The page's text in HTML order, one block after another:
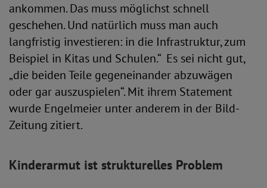
ankommen. Das muss möglichst schnell
geschehen. Und natürlich muss man auch
langfristig investieren: in die Infrastruktur, zum
Beispiel in Kitas und Schulen.“ Es sei nicht gut,
„die beiden Teile gegeneinander abzuwägen
oder gar auszuspielen“. Mit ihrem Statement
wurde Engelmeier unter anderem in der Bild-
Zeitung zitiert.
Kinderarmut ist strukturelles Problem